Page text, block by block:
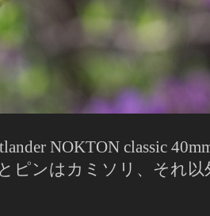
NOKTON classic
ピンはカミソリ、それ